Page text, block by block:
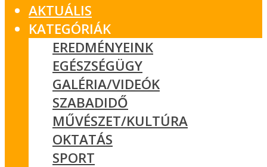
AKTUÁLIS
KATEGÓRIÁK
EREDMÉNYEINK
EGÉSZSÉGÜGY
GALÉRIA/VIDEÓK
SZABADIDŐ
MŰVÉSZET/KULTÚRA
OKTATÁS
SPORT